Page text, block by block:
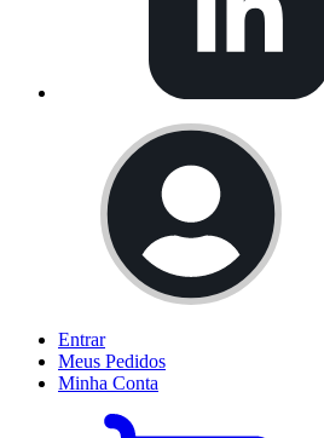
Entrar
Meus Pedidos
Minha Conta